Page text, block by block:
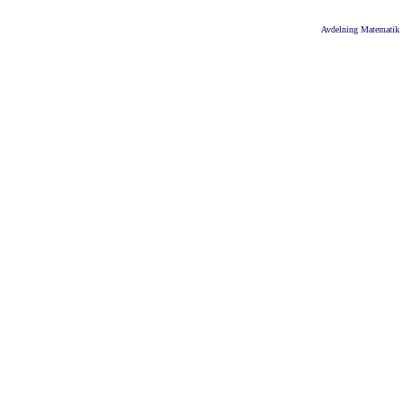
Avdelning Matematik